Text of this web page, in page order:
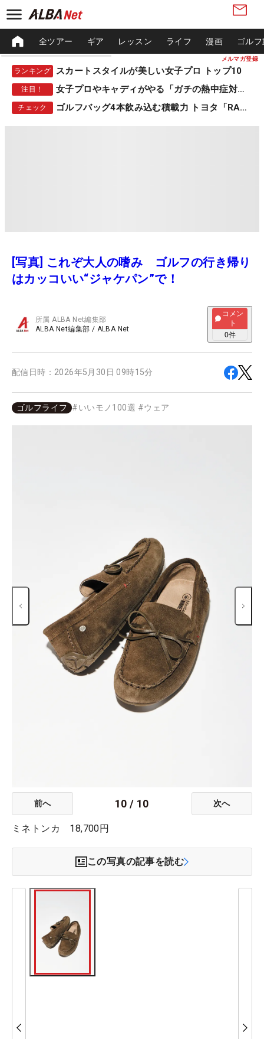
メルマガ登録
全ツアー ギア レッスン ライフ 漫画 ゴル
ランキング スカートスタイルが美しい女子プロ トップ10
注目！ 女子プロやキャディがやる「ガチの熱中症対策」
チェック ゴルフバッグ4本飲み込む積載力 トヨタ「RAV4」
[写真] これぞ大人の嗜み ゴルフの行き帰り
はカッコいい“ジャケパン”で！
所属ALBA Net編集部
ALBA Net編集部 / ALBA Net
コメン
ト
0件
配信日時： 2026年5月30日 09時15分
ゴルフライフ #いいモノ100選 #ウェア
前へ 10 / 10 次へ
ミネトンカ 18,700円
この写真の記事を読む